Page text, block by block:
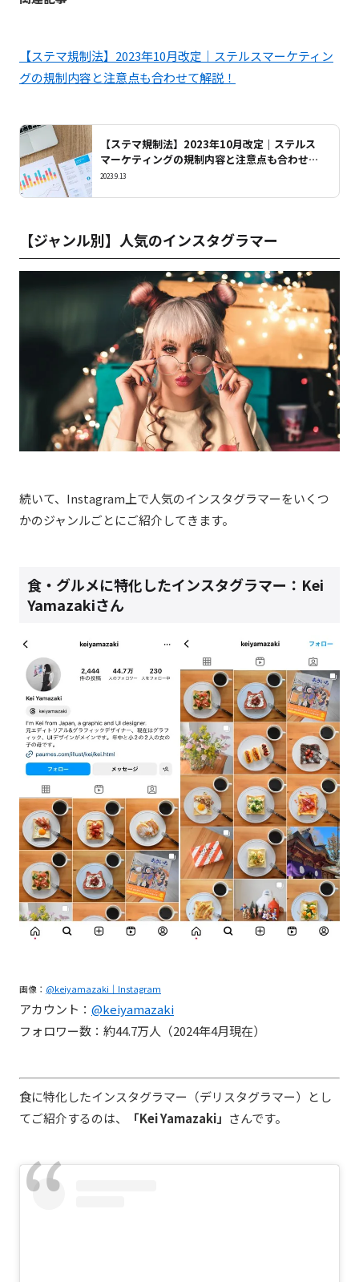
【ステマ規制法】2023年10月改定｜ステルスマーケティン
グの規制内容と注意点も合わせて解説！
【ステマ規制法】2023年10月改定｜ステルス
マーケティングの規制内容と注意点も合わせて
解説！
2023.9.13
【ジャンル別】人気のインスタグラマー
続いて、Instagram上で人気のインスタグラマーをいくつ
かのジャンルごとにご紹介してきます。
食・グルメに特化したインスタグラマー：Kei
Yamazakiさん
画像： @keiyamazaki｜Instagram
アカウント： @keiyamazaki
フォロワー数：約44.7万人（2024年4月現在）
食に特化したインスタグラマー（デリスタグラマー）とし
てご紹介するのは、
「Kei Yamazaki」 さんです。